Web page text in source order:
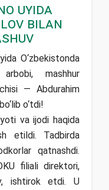
uyida
bilan
O‘zbekistonda
mashhur
— Abdurahim
o‘tdi!
va ijodi haqida
etildi. Tadbirda
qatnashdi.
filiali direktori,
ishtirok etdi. U